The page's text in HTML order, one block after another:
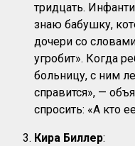
тридцать.
знаю бабушку,
дочери со
угробит». Когда
больницу, с ним
справится», —
спросить: «А кто
Кира Биллер: